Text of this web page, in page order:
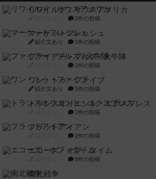
リワイルド：サウスアメリカ
2件の投稿
マーケットフレッシュ
紹介文あり 1件の投稿
ファイアー・ブルズ / 火牛陣
1件の投稿
ワン・トゥ・ファイブ
紹介文あり 1件の投稿
トランスオリエント・エクスプレス
1件の投稿
フラットアイアン
2件の投稿
エコーズ・オブ・タイム
8件の投稿
南北戦争